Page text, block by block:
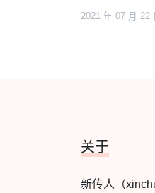
2021 年 07 月 22
关于
新传人（